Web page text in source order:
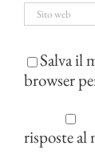
Salva il
browser
risposte al